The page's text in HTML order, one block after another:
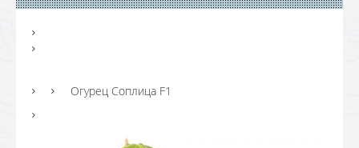
Огурец Соплица F1